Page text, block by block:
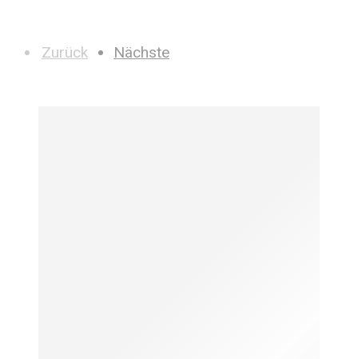
Zurück Nächste